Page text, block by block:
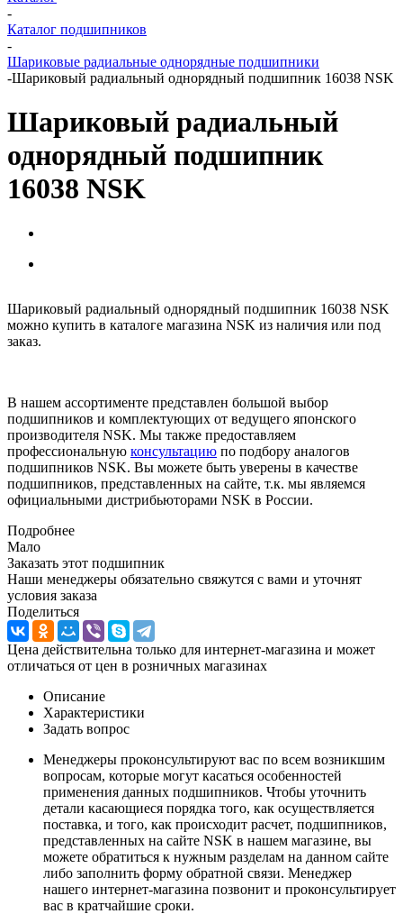
-
Каталог подшипников
-
Шариковые радиальные однорядные подшипники
-Шариковый радиальный однорядный подшипник 16038 NSK
Шариковый радиальный
однорядный подшипник
16038 NSK
Шариковый радиальный однорядный подшипник 16038 NSK
можно купить в каталоге магазина NSK из наличия или под
заказ.
В нашем ассортименте представлен большой выбор
подшипников и комплектующих от ведущего японского
производителя NSK. Мы также предоставляем
профессиональную консультацию по подбору аналогов
подшипников NSK. Вы можете быть уверены в качестве
подшипников, представленных на сайте, т.к. мы являемся
официальными дистрибьюторами NSK в России.
Подробнее
Мало
Заказать этот подшипник
Наши менеджеры обязательно свяжутся с вами и уточнят
условия заказа
Поделиться
Цена действительна только для интернет-магазина и может
отличаться от цен в розничных магазинах
Описание
Характеристики
Задать вопрос
Менеджеры проконсультируют вас по всем возникшим
вопросам, которые могут касаться особенностей
применения данных подшипников. Чтобы уточнить
детали касающиеся порядка того, как осуществляется
поставка, и того, как происходит расчет, подшипников,
представленных на сайте NSK в нашем магазине, вы
можете обратиться к нужным разделам на данном сайте
либо заполнить форму обратной связи. Менеджер
нашего интернет-магазина позвонит и проконсультирует
вас в кратчайшие сроки.